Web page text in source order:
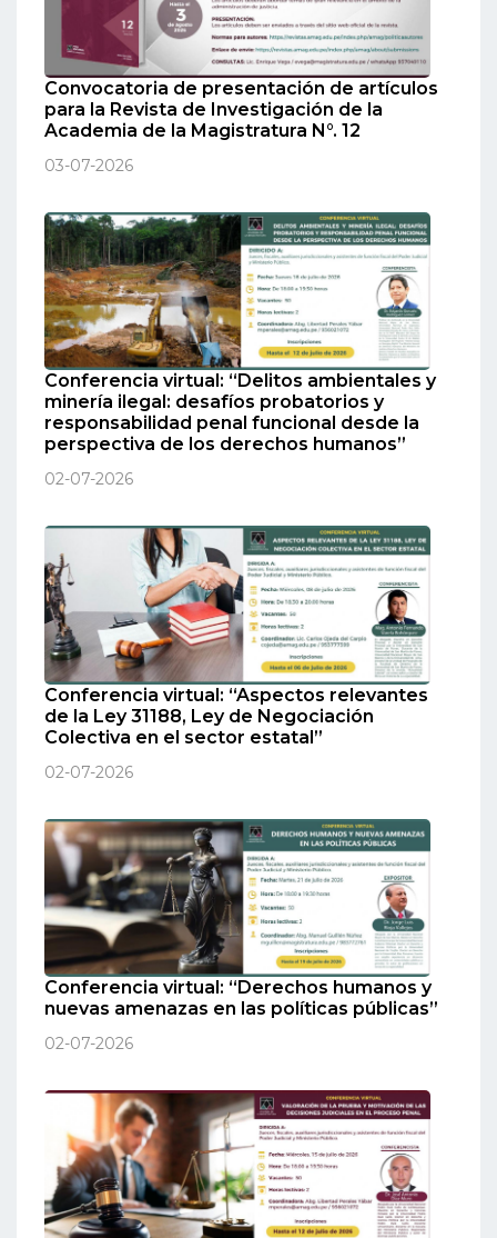
Convocatoria de presentación de artículos
para la Revista de Investigación de la
Academia de la Magistratura N°. 12
03-07-2026
Conferencia virtual: “Delitos ambientales y
minería ilegal: desafíos probatorios y
responsabilidad penal funcional desde la
perspectiva de los derechos humanos”
02-07-2026
Conferencia virtual: “Aspectos relevantes
de la Ley 31188, Ley de Negociación
Colectiva en el sector estatal”
02-07-2026
Conferencia virtual: “Derechos humanos y
nuevas amenazas en las políticas públicas”
02-07-2026